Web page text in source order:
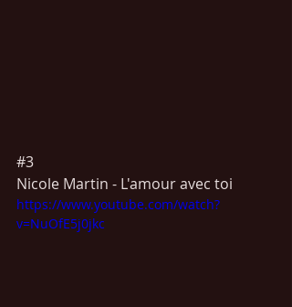
#3
Nicole Martin - L'amour avec toi
https://www.youtube.com/watch?
v=NuOfE5j0jkc